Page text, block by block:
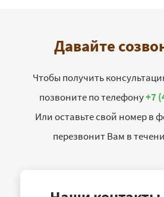
Давайте
Чтобы получить
позвоните по телефону+7
Или оставьте свой номер в
перезвонит Вам в